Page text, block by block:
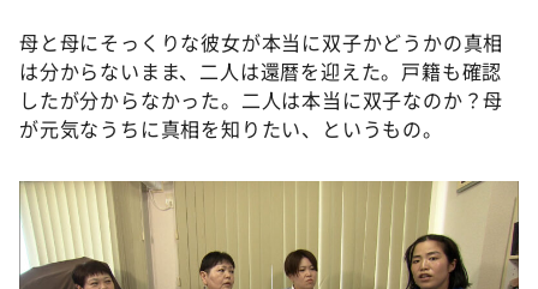
母と母にそっくりな彼女が本当に双子かどうかの真相
は分からないまま、二人は還暦を迎えた。戸籍も確認
したが分からなかった。二人は本当に双子なのか？母
が元気なうちに真相を知りたい、というもの。